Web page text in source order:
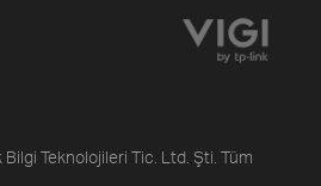
Teknolojileri Tic. Ltd. Şti. Tüm